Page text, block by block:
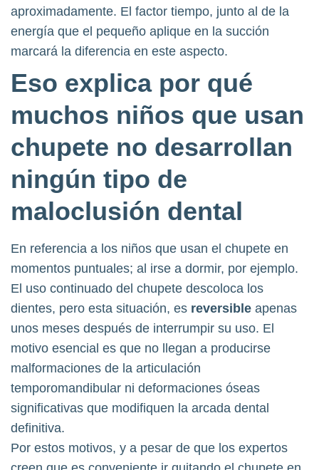
aproximadamente. El factor tiempo, junto al de la
energía que el pequeño aplique en la succión
marcará la diferencia en este aspecto.
Eso explica por qué
muchos niños que usan
chupete no desarrollan
ningún tipo de
maloclusión dental
En referencia a los niños que usan el chupete en
momentos puntuales; al irse a dormir, por ejemplo.
El uso continuado del chupete descoloca los
dientes, pero esta situación, es reversible apenas
unos meses después de interrumpir su uso. El
motivo esencial es que no llegan a producirse
malformaciones de la articulación
temporomandibular ni deformaciones óseas
significativas que modifiquen la arcada dental
definitiva.
Por estos motivos, y a pesar de que los expertos